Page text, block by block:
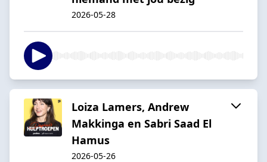
2026-05-28
Loiza Lamers, Andrew
Makkinga en Sabri Saad El
Hamus
2026-05-26